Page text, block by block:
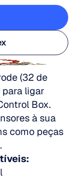
(32 de
para ligar
Box.
à sua
como peças